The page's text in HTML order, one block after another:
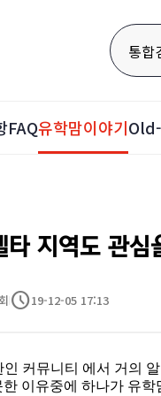
통합
FAQ유학맘이야기
타 지역도 관
schedule19-12-05 17:13
커뮤니티 에서 거의
한 이유중에 하나가 유